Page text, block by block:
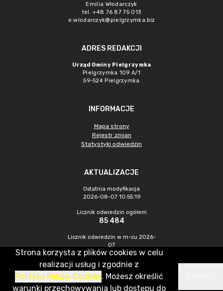
Emilia Włodarczyk
tel. +48 76 87 75 013
e.wlodarczyk@pielgrzymka.biz
ADRES REDAKCJI
Urząd Gminy Pielgrzymka
Pielgrzymka 109 A/1
59-524 Pielgrzymka
INFORMACJE
Mapa strony
Rejestr zmian
Statystyki odwiedzin
AKTUALIZACJE
Ostatnia modyfikacja
2026-08-07 10:55:19
Licznik odwiedzin ogółem
85 484
Licznik odwiedzin w m-cu 2026-
07
251
CMS & Hosting: Nefeni Sp. z o.o.
Strona korzysta z plików cookies w celu
realizacji usług i zgodnie z
Polityką Plików Cookies. Możesz określić
warunki przechowywania lub dostępu do